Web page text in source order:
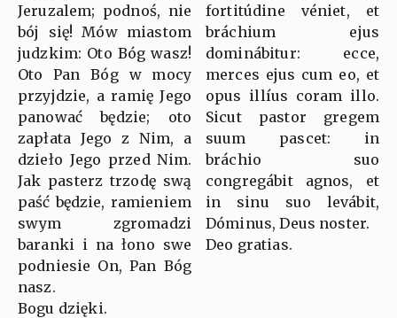
Jeruzalem; podnoś, nie
bój się! Mów miastom
judzkim: Oto Bóg wasz!
Oto Pan Bóg w mocy
przyjdzie, a ramię Jego
panować będzie; oto
zapłata Jego z Nim, a
dzieło Jego przed Nim.
Jak pasterz trzodę swą
paść będzie, ramieniem
swym zgromadzi
baranki i na łono swe
podniesie On, Pan Bóg
nasz.
Bogu dzięki.
fortitúdine véniet, et
bráchium ejus
dominábitur: ecce,
merces ejus cum eo, et
opus illíus coram illo.
Sicut pastor gregem
suum pascet: in
bráchio suo
congregábit agnos, et
in sinu suo levábit,
Dóminus, Deus noster.
Deo gratias.